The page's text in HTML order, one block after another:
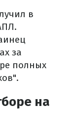
в
за
полных
на